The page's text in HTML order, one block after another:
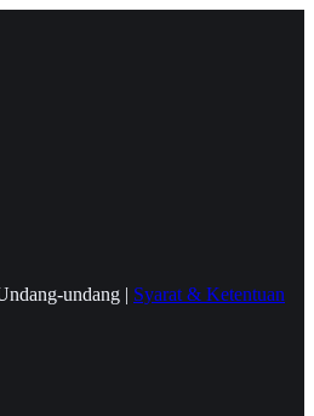
undang | Syarat & Ketentuan